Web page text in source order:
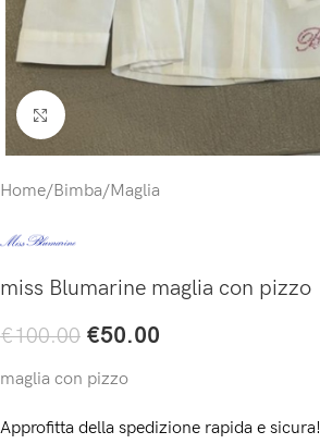
Click to enlarge
Home/Bimba/Maglia
miss Blumarine maglia con pizzo
€100.00 €50.00
maglia con pizzo
Approfitta della spedizione rapida e sicura!